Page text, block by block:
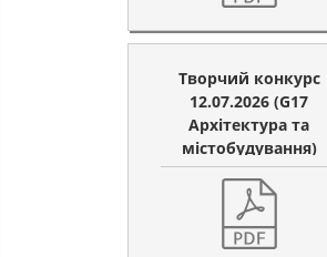
Творчий конкурс
12.07.2026 (G17
Архітектура та
містобудування)